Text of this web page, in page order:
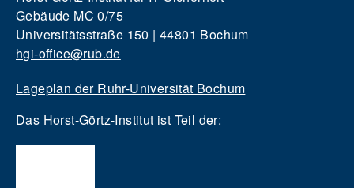
Gebäude MC 0/75
Universitätsstraße 150 | 44801 Bochum
hgi-office@rub.de
Lageplan der Ruhr-Universität Bochum
Das Horst-Görtz-Institut ist Teil der: